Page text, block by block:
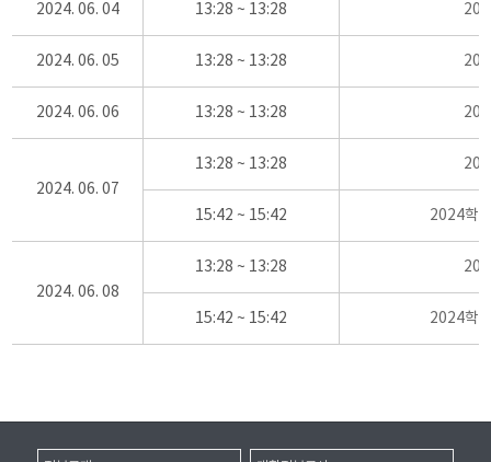
2024. 06. 04 13:28 ~ 13:28
2024. 06. 05 13:28 ~ 13:28
2024. 06. 06 13:28 ~ 13:28
2024. 06. 07
13:28 ~ 13:28
15:42 ~ 15:42 2024학
2024. 06. 08
13:28 ~ 13:28
15:42 ~ 15:42 2024학